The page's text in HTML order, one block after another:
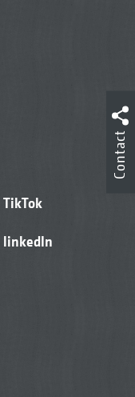
TikTok
linkedIn
Contact